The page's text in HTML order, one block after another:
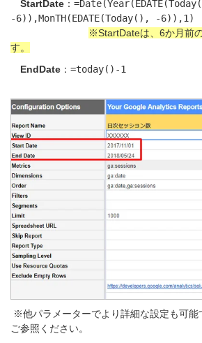
StartDate ： =Date(Year(EDATE(Today(
-6) ) ,MonTH(EDATE(Today( ) , -6) ) ,1
※StartDateは、6か月前
す。
EndDate ： =today( ) -1
※他パラメーターでより詳細な設定も可能
ご参照ください。